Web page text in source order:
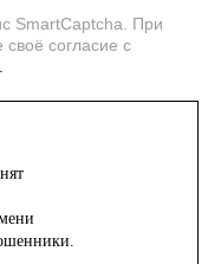
SmartCaptcha. При
согласие с